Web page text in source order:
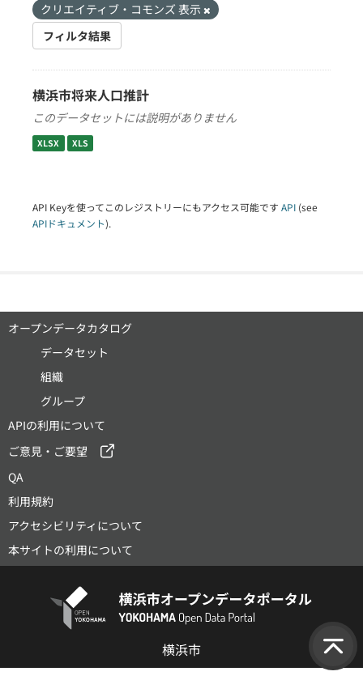
クリエイティブ・コモンズ 表示
フィルタ結果
横浜市将来人口推計
このデータセットには説明がありません
XLSX XLS
API Keyを使ってこのレジストリーにもアクセス可能です API (see
APIドキュメント).
オープンデータカタログ
データセット
組織
グループ
APIの利用について
ご意見・ご要望
QA
利用規約
アクセシビリティについて
本サイトの利用について
横浜市